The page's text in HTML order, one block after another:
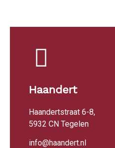
Haandert
Haandertstraat 6-8,
5932 CN Tegelen
info@haandert.nl